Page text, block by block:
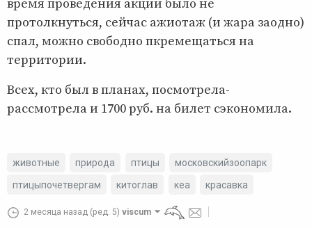
время проведения акции было не
протолкнуться, сейчас ажиотаж (и жара заодно)
спал, можно свободно пкремещаться на
территории.
Всех, кто был в планах, посмотрела-
рассмотрела и 1700 руб. на билет сэкономила.
животные природа птицы
московскийзоопарк
птицыпочетвергам
китоглав кеа красавка
2 месяца назад (ред. 5) viscum